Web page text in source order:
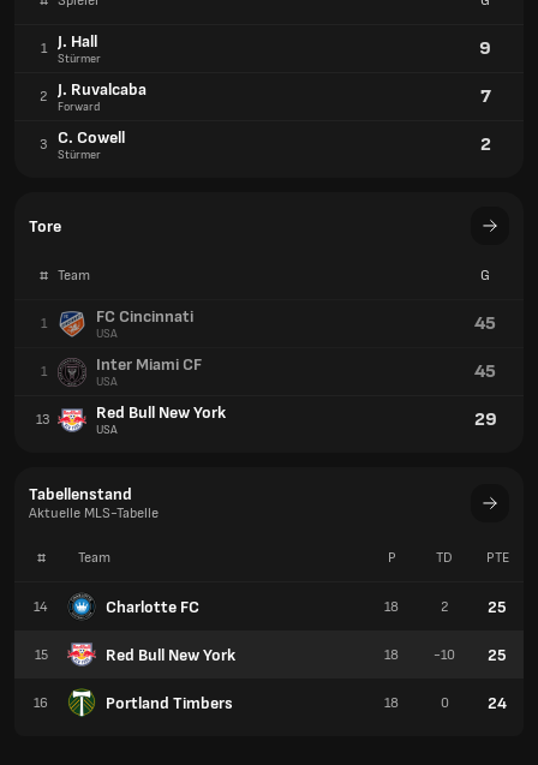
1 J. Hall
Stürmer 9
2 J. Ruvalcaba
Forward 7
3 C. Cowell
Stürmer 2
Tore
# Team G
1 FC Cincinnati
USA 45
1 Inter Miami CF
USA 45
13 Red Bull New York
USA 29
Tabellenstand
Aktuelle MLS-Tabelle
# Team
14 Charlotte FC
15 Red Bull New York
16 Portland Timbers
P TD PTE
18 2 25
18 -10 25
18 0 24